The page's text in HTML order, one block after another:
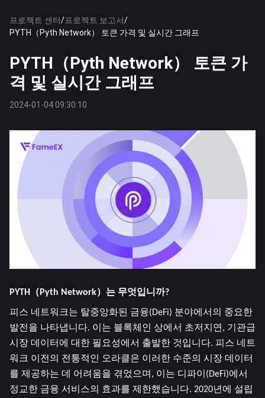
프로젝트 센터/프로젝트 보고서/
PYTH（Pyth Network） 토큰 가격 및 실시간 그래프
PYTH（Pyth Network） 토큰 가
격 및 실시간 그래프
2024-01-04 09:30:10
PYTH（Pyth Network）는 무엇입니까?
피스 네트워크는 탈중앙화된 금융(DeFi) 분야에서의 중요한
발전을 나타냅니다. 이는 블록체인 상에서 초저지연, 기관급
시장 데이터에 대한 필요성에서 출발한 것입니다. 피스 네트
워크 이전의 전통적인 오라클은 이러한 수준의 시장 데이터
를 제공하는 데 어려움을 겪었으며, 이는 디파이(DeFi)에서
정교한 금융 서비스의 효과를 제한했습니다. 2020년에 설립